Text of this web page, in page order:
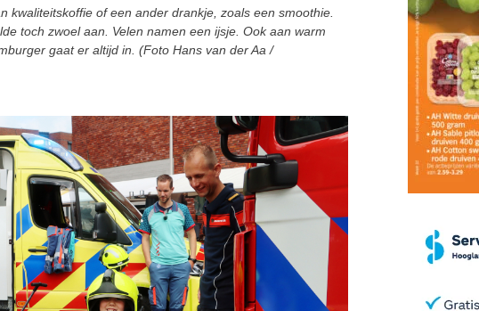
of een ander drankje, zoals een smoothie.
toch zwoel aan. Velen namen een ijsje. Ook aan warm
gaat er altijd in. (Foto Hans van der Aa /